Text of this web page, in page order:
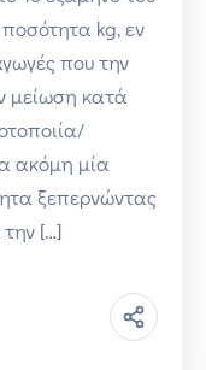
kg, εν
που την
μείωση κατά
ακόμη μία
ξεπερνώντας
[…]